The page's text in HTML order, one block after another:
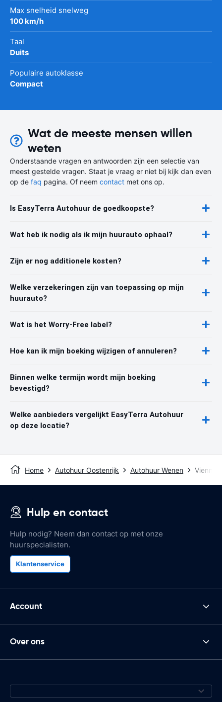
Max snelheid snelweg
100 km/h
Taal
Duits
Populaire autoklasse
Compact
Wat de meeste mensen willen
weten
Onderstaande vragen en antwoorden zijn een selectie van
meest gestelde vragen. Staat je vraag er niet bij kijk dan even
op de faq pagina. Of neem contact met ons op.
Is EasyTerra Autohuur de goedkoopste?
Wat heb ik nodig als ik mijn huurauto ophaal?
Zijn er nog additionele kosten?
Welke verzekeringen zijn van toepassing op mijn
huurauto?
Wat is het Worry-Free label?
Hoe kan ik mijn boeking wijzigen of annuleren?
Binnen welke termijn wordt mijn boeking
bevestigd?
Welke aanbieders vergelijkt EasyTerra Autohuur
op deze locatie?
Home Autohuur Oostenrijk Autohuur Wenen Vienna
Hulp en contact
Hulp nodig? Neem dan contact op met onze
huurspecialisten.
Klantenservice
Account
Over ons